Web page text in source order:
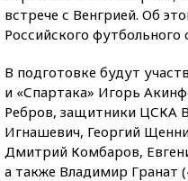
встрече с Венгрией. Об
Российского футбольного
В подготовке будут
и «Спартака» Игорь
Ребров, защитники ЦСКА
Игнашевич, Георгий
Дмитрий Комбаров,
а также Владимир Гранат